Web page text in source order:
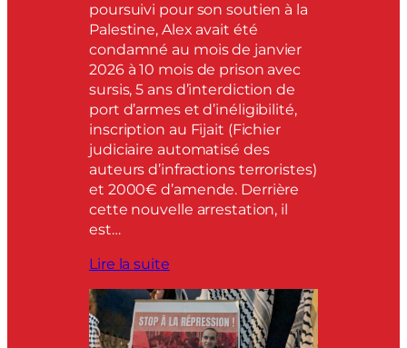
poursuivi pour son soutien à la
Palestine, Alex avait été
condamné au mois de janvier
2026 à 10 mois de prison avec
sursis, 5 ans d’interdiction de
port d’armes et d’inéligibilité,
inscription au Fijait (Fichier
judiciaire automatisé des
auteurs d’infractions terroristes)
et 2000€ d’amende. Derrière
cette nouvelle arrestation, il
est…
Lire la suite